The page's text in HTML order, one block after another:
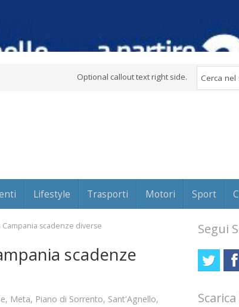
Optional callout text right side.
Lifestyle Trasporti Motori Sport
Campania scadenze diverse
scadenze
, Meta, Piano di Sorrento, Sant'Agnello,
Segui